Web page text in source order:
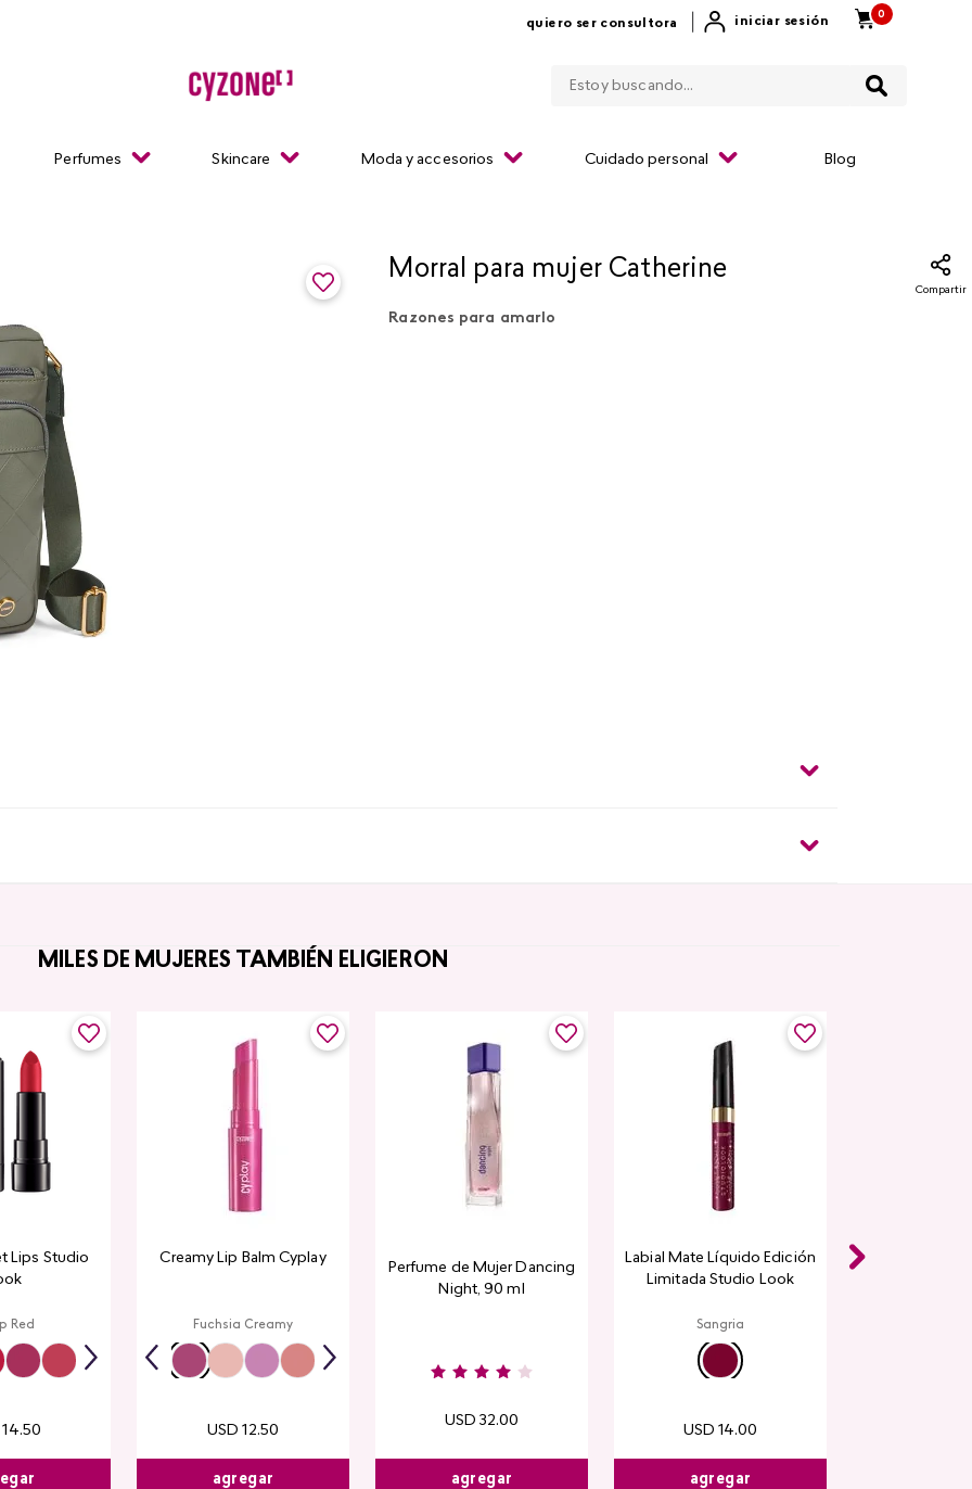
quiero ser consultora iniciar sesión
0
Perfumes Skincare Moda y accesorios Cuidado personal Blog
Morral para mujer Catherine
Compartir
Razones para amarlo
MILES DE MUJERES TAMBIÉN ELIGIERON
Lips Studio
Red
14.50
Creamy Lip Balm Cyplay
Fuchsia Creamy
USD 12.50
agregar
Perfume de Mujer Dancing
Night, 90 ml
USD 32.00
agregar
Labial Mate Líquido Edición
Limitada Studio Look
Sangria
USD 14.00
agregar